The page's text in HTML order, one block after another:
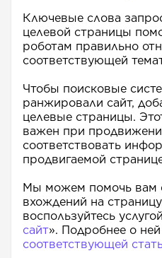
Ключевые слова
целевой страницы
роботам правильно
соответствующей
Чтобы поисковые
ранжировали сайт,
целевые страницы.
важен при
соответствовать
продвигаемой
Мы можем помочь вам
вхождений на
воспользуйтесь
сайт». Подробнее о
соответствующей